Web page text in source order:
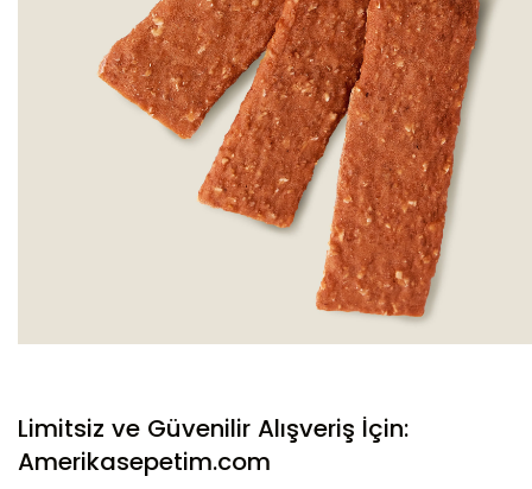
Limitsiz ve Güvenilir Alışveriş İçin:
Amerikasepetim.com